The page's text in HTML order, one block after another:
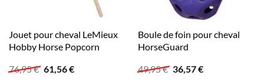
Jouet pour cheval LeMieux
Hobby Horse Popcorn
76,95€ Le
prix
61,56€Le
Boule de foin pour cheval
HorseGuard
49,95€ Le
prix
36,57€Le